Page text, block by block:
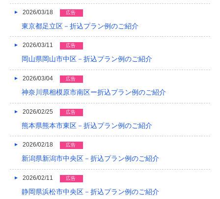
2021/09
2021/07
2021/06
2021/05
2021/04
2021/03
2020/04
2019/12
2026/03/18 広告
東京都足立区－折込プラン例のご紹介
2026/03/11 広告
岡山県岡山市中区－折込プラン例のご紹介
2026/03/04 広告
神奈川県相模原市南区ー折込プラン例のご紹介
2026/02/25 広告
熊本県熊本市東区－折込プラン例のご紹介
2026/02/18 広告
新潟県新潟市中央区－折込プラン例のご紹介
2026/02/11 広告
静岡県浜松市中央区－折込プラン例のご紹介